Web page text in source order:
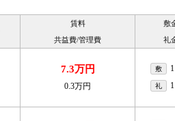
賃料
共益費/管理費
敷
礼
7.3万円
0.3万円
敷
礼